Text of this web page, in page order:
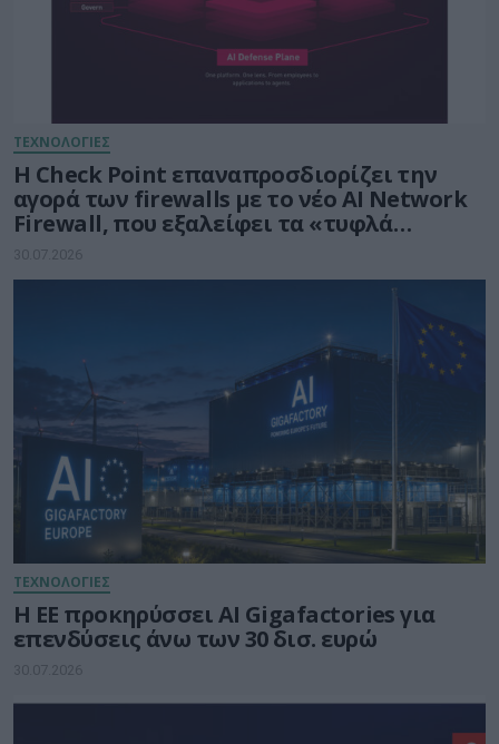
ΤΕΧΝΟΛΟΓΙΕΣ
Η Check Point επαναπροσδιορίζει την
αγορά των firewalls με το νέο AI Network
Firewall, που εξαλείφει τα «τυφλά
σημεία» της Τεχνητής Νοημοσύνης σε
κάθε δίκτυο
30.07.2026
ΤΕΧΝΟΛΟΓΙΕΣ
Η ΕΕ προκηρύσσει AI Gigafactories για
επενδύσεις άνω των 30 δισ. ευρώ
30.07.2026